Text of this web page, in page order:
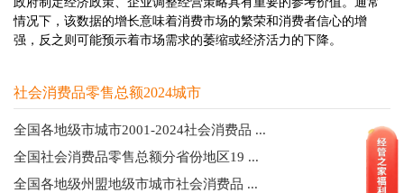
情况下，该数据的增长意味着消费市场的繁荣和消费者信心的增
强，反之则可能预示着市场需求的萎缩或经济活力的下降。
社会消费品零售总额2024城市
全国各地级市城市2001-2024社会消费品 ...
全国社会消费品零售总额分省份地区19 ...
全国各地级州盟地级市城市社会消费品 ...